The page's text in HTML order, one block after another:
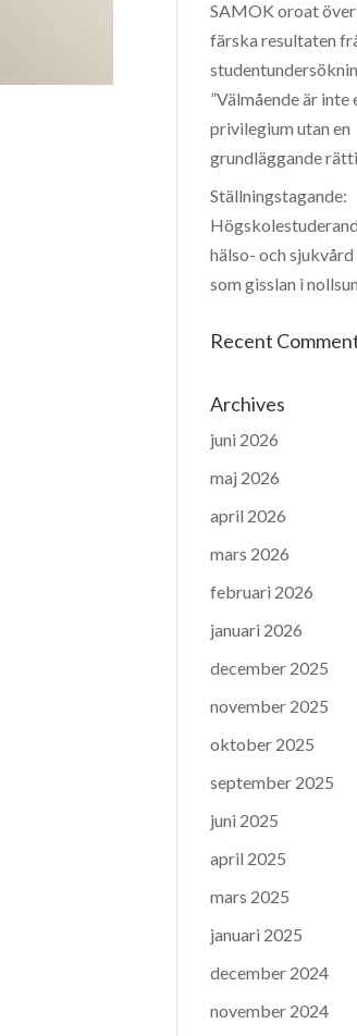
SAMOK oroat
färska resultaten
”Välmående är inte
privilegium utan en
grundläggande
Ställningstagande:
hälso- och sjukvård
som gisslan i
Recent
Archives
juni 2026
maj 2026
april 2026
mars 2026
februari 2026
januari 2026
december 2025
november 2025
oktober 2025
september 2025
juni 2025
april 2025
mars 2025
januari 2025
december 2024
november 2024